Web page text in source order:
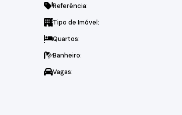
Referência:
Tipo de Imóvel:
Quartos:
Banheiro:
Vagas: